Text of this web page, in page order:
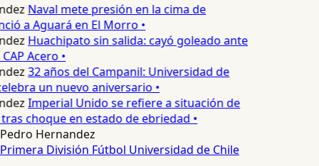
Naval mete presión en la cima de
a Aguará en El Morro •
Huachipato sin salida: cayó goleado ante
Acero •
32 años del Campanil: Universidad de
un nuevo aniversario •
Imperial Unido se refiere a situación de
choque en estado de ebriedad •
Pedro Hernandez
Primera División Fútbol Universidad de Chile